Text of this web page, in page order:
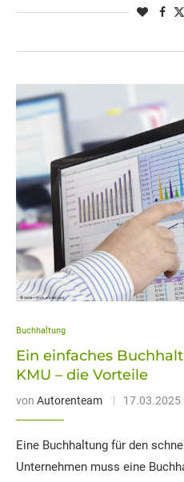
Buchhaltung
Ein einfaches
KMU – die Vorteile
von Autorenteam 17.03.2025
Eine Buchhaltung für den
Unternehmen muss eine